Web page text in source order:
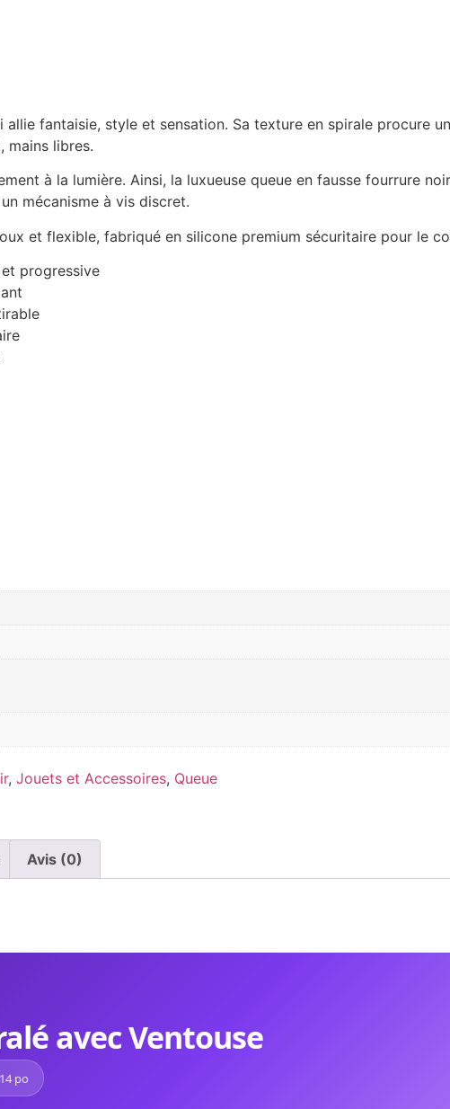
allie fantaisie, style et sensation. Sa texture en spirale procure
mains libres.
à la lumière. Ainsi, la luxueuse queue en fausse fourrure
mécanisme à vis discret.
et flexible, fabriqué en silicone premium sécuritaire pour le
progressive
, Jouets et Accessoires, Queue
Avis (0)
avec Ventouse
po